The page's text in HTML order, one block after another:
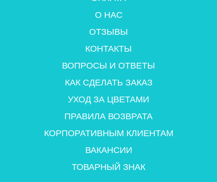
О НАС
ОТЗЫВЫ
КОНТАКТЫ
ВОПРОСЫ И ОТВЕТЫ
КАК СДЕЛАТЬ ЗАКАЗ
УХОД ЗА ЦВЕТАМИ
ПРАВИЛА ВОЗВРАТА
КОРПОРАТИВНЫМ КЛИЕНТАМ
ВАКАНСИИ
ТОВАРНЫЙ ЗНАК